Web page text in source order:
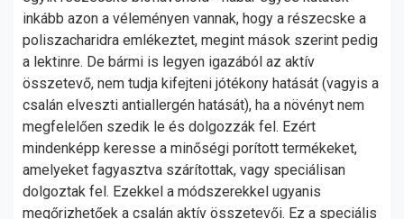
inkább azon a véleményen vannak, hogy a részecske a
poliszacharidra emlékeztet, megint mások szerint pedig
a lektinre. De bármi is legyen igazából az aktív
összetevő, nem tudja kifejteni jótékony hatását (vagyis a
csalán elveszti antiallergén hatását), ha a növényt nem
megfelelően szedik le és dolgozzák fel. Ezért
mindenképp keresse a minőségi porított termékeket,
amelyeket fagyasztva szárítottak, vagy speciálisan
dolgoztak fel. Ezekkel a módszerekkel ugyanis
megőrizhetőek a csalán aktív összetevői. Ez a speciális